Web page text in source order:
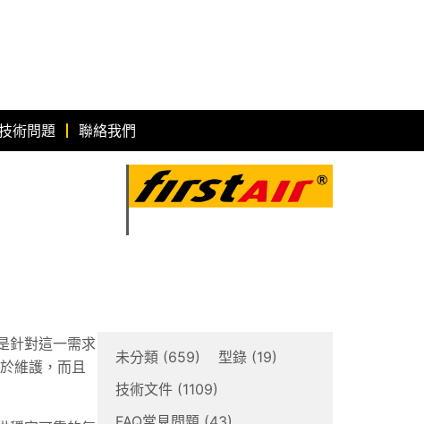
術問題 聯絡我們
針對這一需求
維護，而且
未分類 (659) 型錄 (19)
技術文件 (1109)